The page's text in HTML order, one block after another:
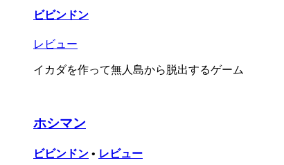
ビビンドン
レビュー
イカダを作って無人島から脱出するゲーム
ホシマン
ビビンドン • レビュー